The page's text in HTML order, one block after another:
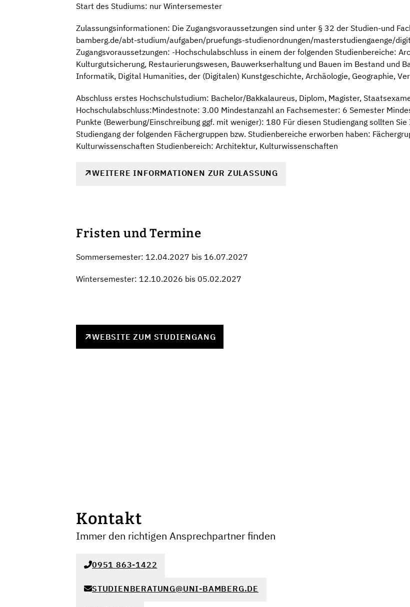
Start des Studiums: nur Wintersemester
Zulassungsinformationen: Die Zugangsvoraussetzungen sind unter § 32 der Studien-und
bamberg.de/abt-studium/aufgaben/pruefungs-studienordnungen/masterstudiengaenge/
Zugangsvoraussetzungen: -Hochschulabschluss in einem der folgenden Studienbereiche:
Kulturgutsicherung, Restaurierungswesen, Bauwerkserhaltung und Bauen im Bestand und
Informatik, Digital Humanities, der (Digitalen) Kunstgeschichte, Archäologie, Geographie,
Abschluss erstes Hochschulstudium: Bachelor/Bakkalaureus, Diplom, Magister,
Hochschulabschluss:Mindestnote: 3.00 Mindestanzahl an Fachsemester: 6 Semester
Punkte (Bewerbung/Einschreibung ggf. mit weniger): 180 Für diesen Studiengang sollten
Studiengang der folgenden Fächergruppen bzw. Studienbereiche erworben haben:
Kulturwissenschaften Studienbereich: Architektur, Kulturwissenschaften
WEITERE INFORMATIONEN ZUR ZULASSUNG
Fristen und Termine
Sommersemester: 12.04.2027 bis 16.07.2027
Wintersemester: 12.10.2026 bis 05.02.2027
WEBSITE ZUM STUDIENGANG
Kontakt
Immer den richtigen Ansprechpartner finden
0951 863-1422
STUDIENBERATUNG@UNI-BAMBERG.DE